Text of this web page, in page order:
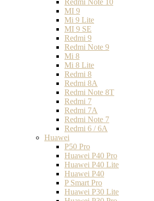
Redmi Note 10
MI 9
Mi 9 Lite
MI 9 SE
Redmi 9
Redmi Note 9
Mi 8
Mi 8 Lite
Redmi 8
Redmi 8A
Redmi Note 8T
Redmi 7
Redmi 7A
Redmi Note 7
Redmi 6 / 6A
Huawei
P50 Pro
Huawei P40 Pro
Huawei P40 Lite
Huawei P40
P Smart Pro
Huawei P30 Lite